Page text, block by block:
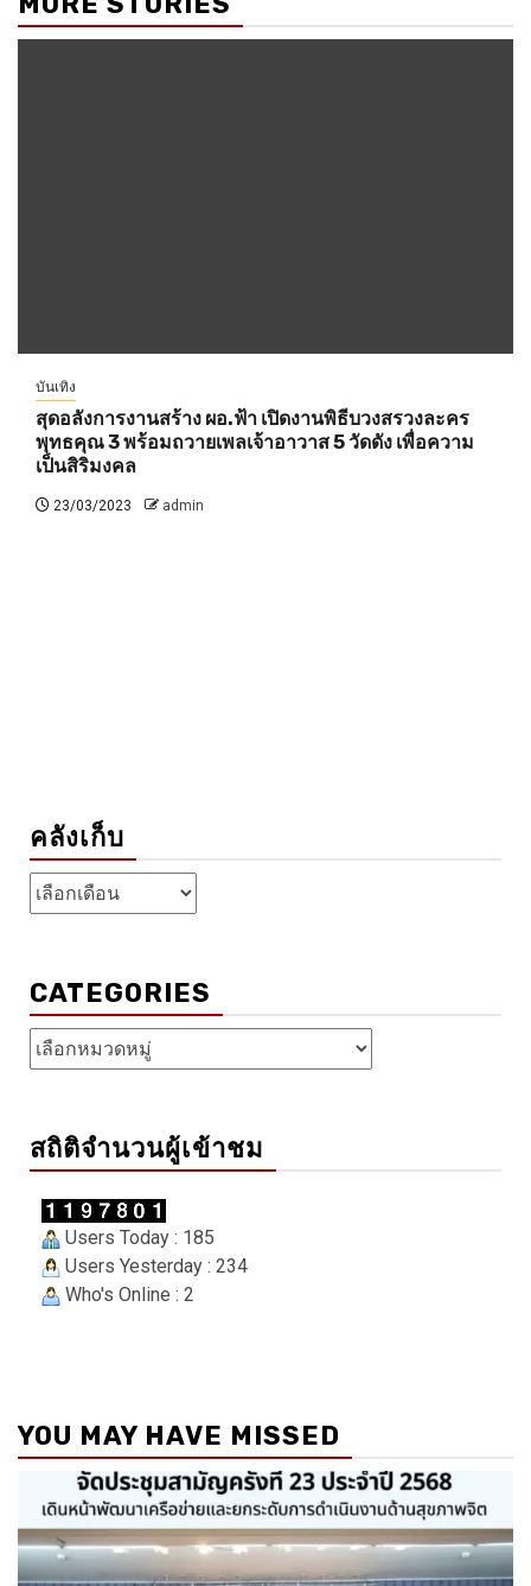
บันเทิง
สุดอลังการงานสร้าง ผอ.ฟ้า เปิดงานพิธีบวงสรวงละคร
พุทธคุณ 3 พร้อมถวายเพลเจ้าอาวาส 5 วัดดัง เพื่อความ
เป็นสิริมงคล
23/03/2023 admin
คลังเก็บ
คลัง
เก็บ
CATEGORIES
Categories
สถิติจำนวนผู้เข้าชม
Users Today : 185
Users Yesterday : 234
Who's Online : 2
YOU MAY HAVE MISSED